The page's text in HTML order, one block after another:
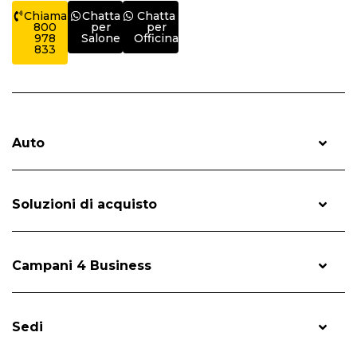
Chiama
800
978
833
Chatta
per
Salone
Chatta
per
Officina
Auto
Soluzioni di acquisto
Campani 4 Business
Sedi